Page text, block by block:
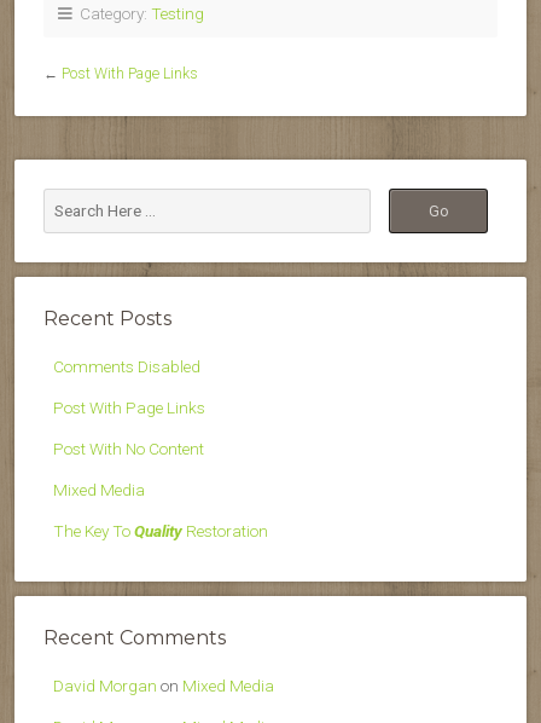
Category: Testing
← Post With Page Links
Recent Posts
Comments Disabled
Post With Page Links
Post With No Content
Mixed Media
The Key ToQuality Restoration
Recent Comments
David Morgan on Mixed Media